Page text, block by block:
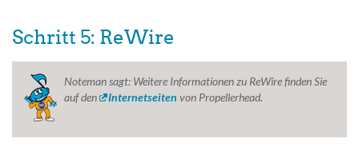
Schritt 5: ReWire
Noteman sagt: Weitere Informationen zu ReWire finden Sie
auf den
Internetseiten von Propellerhead.